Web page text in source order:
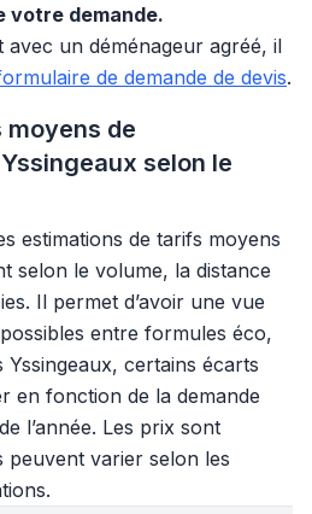
votre demande.
un déménageur agréé, il
de demande de devis.
de
selon le
estimations de tarifs moyens
selon le volume, la distance
Il permet d’avoir une vue
entre formules éco,
certains écarts
en fonction de la demande
l’année. Les prix sont
peuvent varier selon les